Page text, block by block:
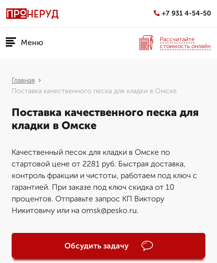
+7 931 4-54-50
Меню
Рассчитайте
стоимость онлайн
Главная
Поставка качественного песка для кладки в Омске
Поставка качественного песка для
кладки в Омске
Качественный песок для кладки в Омске по
стартовой цене от 2281 руб. Быстрая доставка,
контроль фракции и чистоты, работаем под ключ с
гарантией. При заказе под ключ скидка от 10
процентов. Отправьте запрос КП Виктору
Никитовичу или на omsk@pesko.ru.
Обсудить задачу